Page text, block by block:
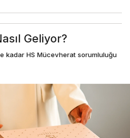
Geliyor?
kadar HS Mücevherat sorumluluğu